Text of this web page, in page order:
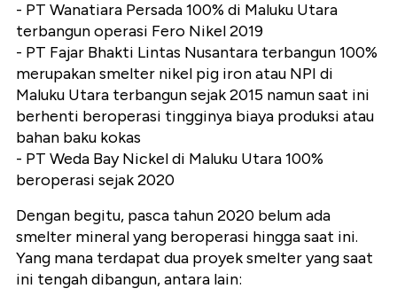
- PT Wanatiara Persada 100% di Maluku Utara
terbangun operasi Fero Nikel 2019
- PT Fajar Bhakti Lintas Nusantara terbangun 100%
merupakan smelter nikel pig iron atau NPI di
Maluku Utara terbangun sejak 2015 namun saat ini
berhenti beroperasi tingginya biaya produksi atau
bahan baku kokas
- PT Weda Bay Nickel di Maluku Utara 100%
beroperasi sejak 2020
Dengan begitu, pasca tahun 2020 belum ada
smelter mineral yang beroperasi hingga saat ini.
Yang mana terdapat dua proyek smelter yang saat
ini tengah dibangun, antara lain: